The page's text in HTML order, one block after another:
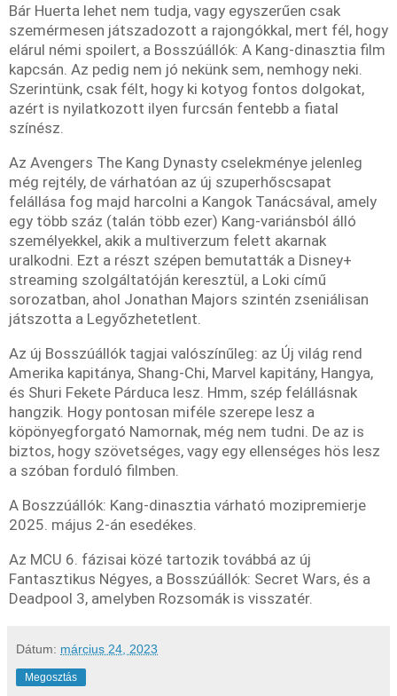
Bár Huerta lehet nem tudja, vagy egyszerűen csak
szemérmesen játszadozott a rajongókkal, mert fél, hogy
elárul némi spoilert, a Bosszúállók: A Kang-dinasztia film
kapcsán. Az pedig nem jó nekünk sem, nemhogy neki.
Szerintünk, csak félt, hogy ki kotyog fontos dolgokat,
azért is nyilatkozott ilyen furcsán fentebb a fiatal
színész.
Az Avengers The Kang Dynasty cselekménye jelenleg
még rejtély, de várhatóan az új szuperhőscsapat
felállása fog majd harcolni a Kangok Tanácsával, amely
egy több száz (talán több ezer) Kang-variánsból álló
személyekkel, akik a multiverzum felett akarnak
uralkodni. Ezt a részt szépen bemutatták a Disney+
streaming szolgáltatóján keresztül, a Loki című
sorozatban, ahol Jonathan Majors szintén zseniálisan
játszotta a Legyőzhetetlent.
Az új Bosszúállók tagjai valószínűleg: az Új világ rend
Amerika kapitánya, Shang-Chi, Marvel kapitány, Hangya,
és Shuri Fekete Párduca lesz. Hmm, szép felállásnak
hangzik. Hogy pontosan miféle szerepe lesz a
köpönyegforgató Namornak, még nem tudni. De az is
biztos, hogy szövetséges, vagy egy ellenséges hös lesz
a szóban forduló filmben.
A Boszzúállók: Kang-dinasztia várható mozipremierje
2025. május 2-án esedékes.
Az MCU 6. fázisai közé tartozik továbbá az új
Fantasztikus Négyes, a Bosszúállók: Secret Wars, és a
Deadpool 3, amelyben Rozsomák is visszatér.
Dátum: március 24, 2023
Megosztás